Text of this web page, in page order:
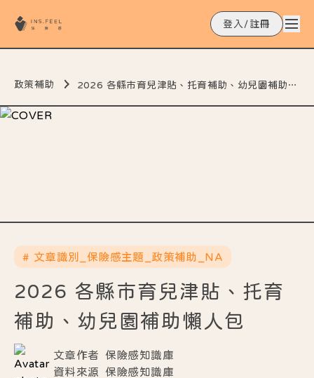
登入/註冊
政策補助 2026 各縣市育兒津貼、托育補助、幼兒園補助懶人包
# 文章識別_保險感主題_政策補助_NA
2026 各縣市育兒津貼、托育
補助、幼兒園補助懶人包
文章作者
保險感知識庫
資料來源
保險感知識庫